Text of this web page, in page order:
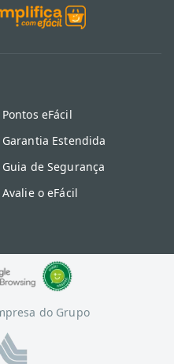
Pontos eFácil
Garantia Estendida
Guia de Segurança
Avalie o eFácil
do Grupo